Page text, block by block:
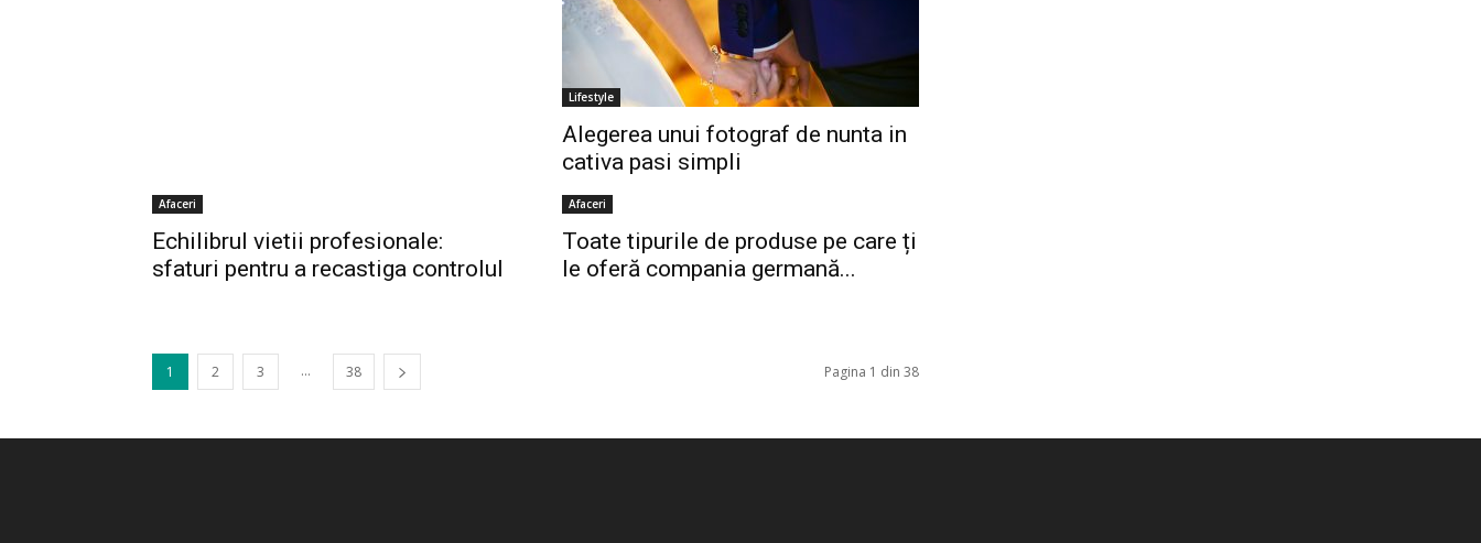
Lifestyle
Alegerea unui fotograf de nunta in
cativa pasi simpli
Afaceri
Echilibrul vietii profesionale:
sfaturi pentru a recastiga controlul
Afaceri
Toate tipurile de produse pe care ți
le oferă compania germană...
1 2 3 ... 38 Pagina 1 din 38